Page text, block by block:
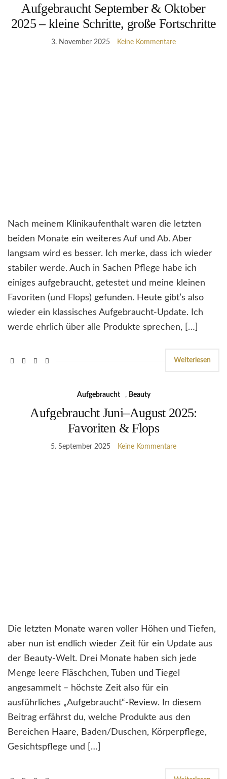
Aufgebraucht September & Oktober
2025 – kleine Schritte, große Fortschritte
3. November 2025 Keine Kommentare
Nach meinem Klinikaufenthalt waren die letzten
beiden Monate ein weiteres Auf und Ab. Aber
langsam wird es besser. Ich merke, dass ich wieder
stabiler werde. Auch in Sachen Pflege habe ich
einiges aufgebraucht, getestet und meine kleinen
Favoriten (und Flops) gefunden. Heute gibt’s also
wieder ein klassisches Aufgebraucht-Update. Ich
werde ehrlich über alle Produkte sprechen, […]
Weiterlesen
Aufgebraucht , Beauty
Aufgebraucht Juni–August 2025:
Favoriten & Flops
5. September 2025 Keine Kommentare
Die letzten Monate waren voller Höhen und Tiefen,
aber nun ist endlich wieder Zeit für ein Update aus
der Beauty-Welt. Drei Monate haben sich jede
Menge leere Fläschchen, Tuben und Tiegel
angesammelt – höchste Zeit also für ein
ausführliches „Aufgebraucht“-Review. In diesem
Beitrag erfährst du, welche Produkte aus den
Bereichen Haare, Baden/Duschen, Körperpflege,
Gesichtspflege und […]